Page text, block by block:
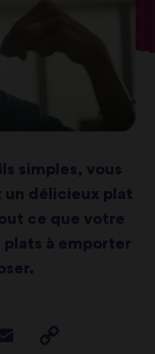
simples, vous
un délicieux plat
ce que votre
plats à emporter